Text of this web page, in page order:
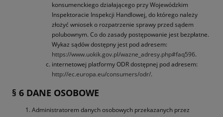
konsumenckiego działającego przy Wojewódzkim
Inspektoracie Inspekcji Handlowej, do którego należy
złożyć wniosek o rozpatrzenie sprawy przed sądem
polubownym. Co do zasady postępowanie jest bezpłatne.
Wykaz sądów dostępny jest pod adresem:
https://www.uokik.gov.pl/wazne_adresy.php#faq596.
internetowej platformy ODR dostępnej pod adresem:
http://ec.europa.eu/consumers/odr/.
§ 6 DANE OSOBOWE
Administratorem danych osobowych przekazanych przez